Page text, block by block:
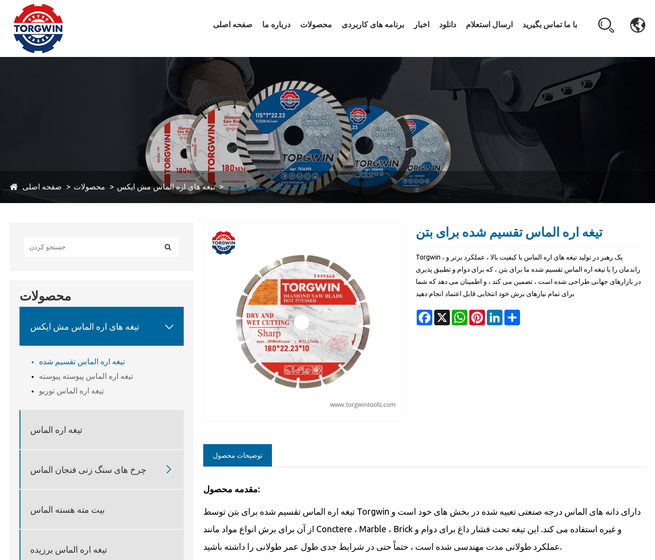
صفحه اصلی درباره ما محصولات برنامه های کاربردی اخبار دانلود ارسال استعلام با ما تماس بگیرید
صفحه اصلی محصولات تیغه های اره الماس مش ایکس تیغه اره الماس تقسیم شده
محصولات
تیغه های اره الماس مش ایکس 
تیغه اره الماس تقسیم شده
تیغه اره الماس پیوسته پیوسته
تیغه اره الماس توربو
تیغه اره الماس
چرخ های سنگ زنی فنجان الماس 
بیت مته هسته الماس
تیغه اره الماس برزیده
تیغه اره الماس تقسیم شده برای بتن
Torgwin ، یک رهبر در تولید تیغه های اره الماس با کیفیت بالا ، عملکرد برتر و
راندمان را با تیغه اره الماس تقسیم شده ما برای بتن ، که برای دوام و تطبیق پذیری
در بازارهای جهانی طراحی شده است ، تضمین می کند ، و اطمینان می دهد که شما
برای تمام نیازهای برش خود انتخابی قابل اعتماد انجام دهید
Facebook
X WhatsAppPinterestLinkedInShare
توضیحات محصول
مقدمه محصول:
تیغه اره الماس تقسیم شده برای بتن توسط Torgwin دارای دانه های الماس درجه صنعتی تعبیه شده در بخش های خود است و
از آن برای برش انواع مواد مانند Conctere ، Marble ، Brick و غیره استفاده می کند. این تیغه تحت فشار داغ برای دوام و
عملکرد طولانی مدت مهندسی شده است ، حتماً حتی در شرایط جدی طول عمر طولانی را داشته باشید.